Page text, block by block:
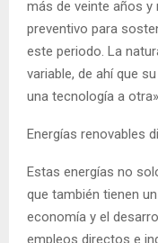
más de veinte años y
preventivo para
este periodo. La
variable, de ahí que
una tecnología a
Energías renovables
Estas energías no
que también tienen
economía y el
empleos directos e